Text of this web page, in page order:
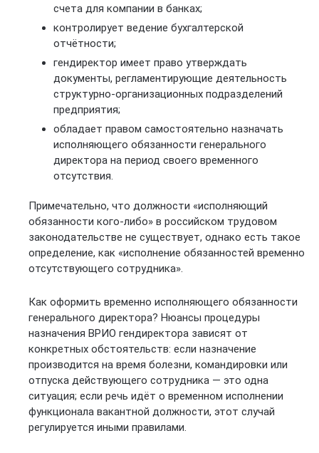
счета для компании в банках;
контролирует ведение бухгалтерской
отчётности;
гендиректор имеет право утверждать
документы, регламентирующие деятельность
структурно-организационных подразделений
предприятия;
обладает правом самостоятельно назначать
исполняющего обязанности генерального
директора на период своего временного
отсутствия.
Примечательно, что должности «исполняющий
обязанности кого-либо» в российском трудовом
законодательстве не существует, однако есть такое
определение, как «исполнение обязанностей временно
отсутствующего сотрудника».
Как оформить временно исполняющего обязанности
генерального директора? Нюансы процедуры
назначения ВРИО гендиректора зависят от
конкретных обстоятельств: если назначение
производится на время болезни, командировки или
отпуска действующего сотрудника — это одна
ситуация; если речь идёт о временном исполнении
функционала вакантной должности, этот случай
регулируется иными правилами.